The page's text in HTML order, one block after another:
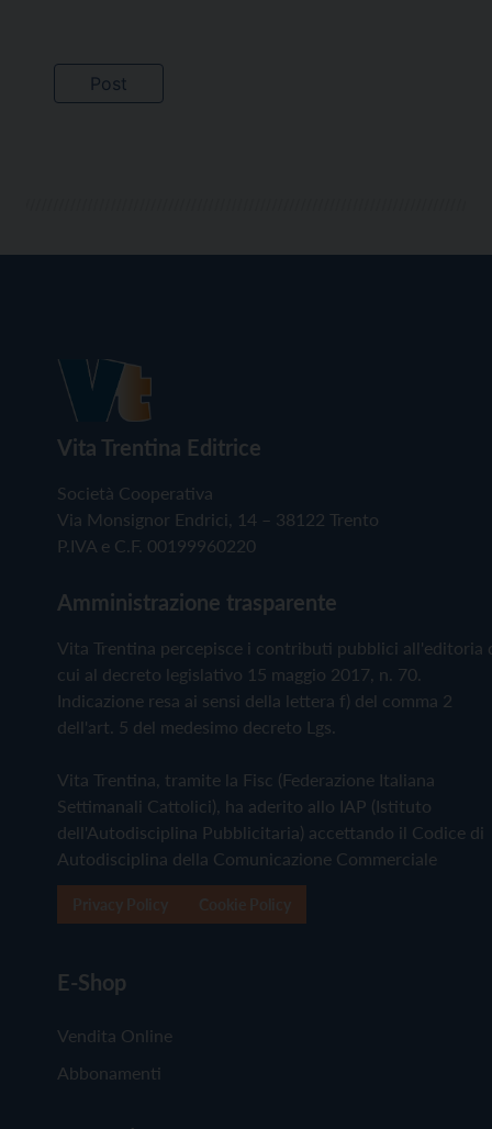
Vita Trentina Editrice
Società Cooperativa
Via Monsignor Endrici, 14 – 38122 Trento
P.IVA e C.F. 00199960220
Amministrazione trasparente
Vita Trentina percepisce i contributi pubblici all'editoria
cui al decreto legislativo 15 maggio 2017, n. 70.
Indicazione resa ai sensi della lettera f) del comma 2
dell'art. 5 del medesimo decreto Lgs.
Vita Trentina, tramite la Fisc (Federazione Italiana
Settimanali Cattolici), ha aderito allo IAP (Istituto
dell'Autodisciplina Pubblicitaria) accettando il Codice di
Autodisciplina della Comunicazione Commerciale
E-Shop
Vendita Online
Abbonamenti